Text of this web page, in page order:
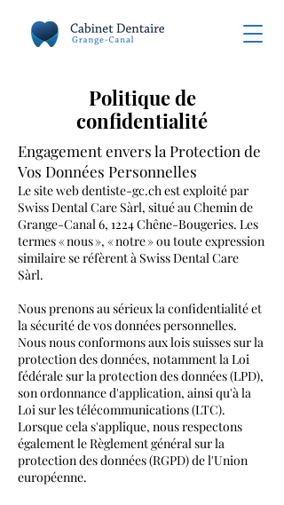
Politique de
confidentialité
Engagement envers la Protection de
Vos Données Personnelles
Le site web dentiste-gc.ch est exploité par
Swiss Dental Care Sàrl, situé au Chemin de
Grange-Canal 6, 1224 Chêne-Bougeries. Les
termes « nous », « notre » ou toute expression
similaire se réfèrent à Swiss Dental Care
Sàrl.
Nous prenons au sérieux la confidentialité et
la sécurité de vos données personnelles.
Nous nous conformons aux lois suisses sur la
protection des données, notamment la Loi
fédérale sur la protection des données (LPD),
son ordonnance d'application, ainsi qu'à la
Loi sur les télécommunications (LTC).
Lorsque cela s'applique, nous respectons
également le Règlement général sur la
protection des données (RGPD) de l'Union
européenne.